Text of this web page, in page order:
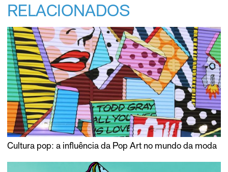
RELACIONADOS
Cultura pop: a influência da Pop Art no mundo da moda